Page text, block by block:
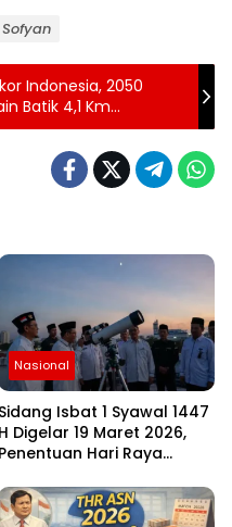
Indonesia, 2050
Batik 4,1 Km
Nasional
Sidang Isbat 1 Syawal 1447
H Digelar 19 Maret 2026,
Penentuan Hari Raya
Hilal